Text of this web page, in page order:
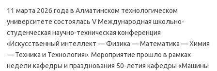
11 марта 2026 года в Алматинском технологическом
университете состоялась V Международная школьно-
студенческая научно-техническая конференция
«Искусственный интеллект — Физика — Математика — Химия
— Техника и Технология». Мероприятие прошло в рамках
недели кафедры и празднования 50-летия кафедры «Машины